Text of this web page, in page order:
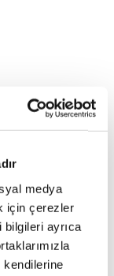
medya
için çerezler
bilgileri ayrıca
kendilerine